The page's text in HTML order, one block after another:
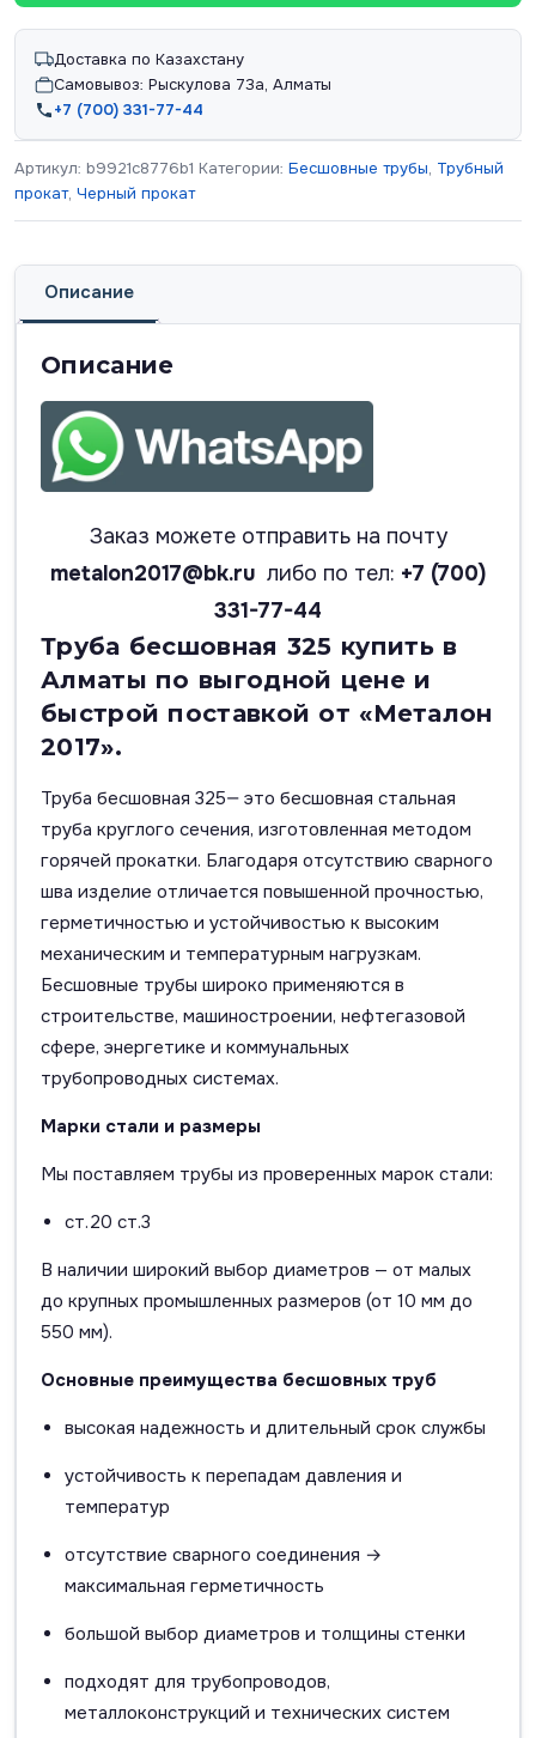
Доставка по Казахстану
Самовывоз: Рыскулова 73а, Алматы
+7 (700) 331-77-44
Артикул: b9921c8776b1 Категории: Бесшовные трубы, Трубный
прокат, Черный прокат
Описание
Описание
Заказ можете отправить на почту
metalon2017@bk.ru либо по тел: +7 (700)
331-77-44
Труба бесшовная 325 купить в
Алматы по выгодной цене и
быстрой поставкой от «Металон
2017».
Труба бесшовная 325— это бесшовная стальная
труба круглого сечения, изготовленная методом
горячей прокатки. Благодаря отсутствию сварного
шва изделие отличается повышенной прочностью,
герметичностью и устойчивостью к высоким
механическим и температурным нагрузкам.
Бесшовные трубы широко применяются в
строительстве, машиностроении, нефтегазовой
сфере, энергетике и коммунальных
трубопроводных системах.
Марки стали и размеры
Мы поставляем трубы из проверенных марок стали:
ст.20 ст.3
В наличии широкий выбор диаметров — от малых
до крупных промышленных размеров (от 10 мм до
550 мм).
Основные преимущества бесшовных труб
высокая надежность и длительный срок службы
устойчивость к перепадам давления и
температур
отсутствие сварного соединения →
максимальная герметичность
большой выбор диаметров и толщины стенки
подходят для трубопроводов,
металлоконструкций и технических систем